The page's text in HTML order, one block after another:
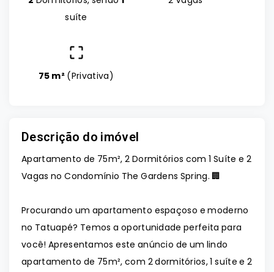
suíte
75 m² (Privativa)
Descrição do imóvel
Apartamento de 75m², 2 Dormitórios com 1 Suíte e 2
Vagas no Condomínio The Gardens Spring. 🏢
Procurando um apartamento espaçoso e moderno
no Tatuapé? Temos a oportunidade perfeita para
você! Apresentamos este anúncio de um lindo
apartamento de 75m², com 2 dormitórios, 1 suíte e 2